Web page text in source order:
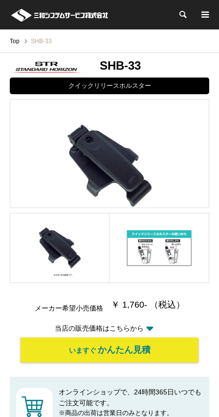
検索
Top SHB-33
SHB-33
クイックリリースホルスター
メーカー希望小売価格 ￥ 1,760- （税込）
当店の販売価格はこちらから
いますぐ かんたん見積
オンラインショップで、24時間365日いつでも
ご注文可能です。
※商品の出荷は営業日のみとなります。